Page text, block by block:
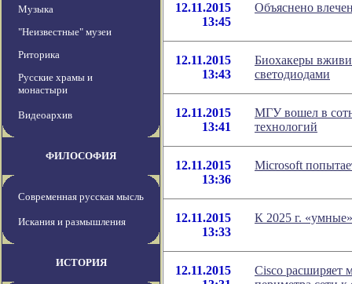
Музыка
"Неизвестные" музеи
Риторика
Русские храмы и
монастыри
Видеоархив
ФИЛОСОФИЯ
Современная русская мысль
Искания и размышления
ИСТОРИЯ
12.11.2015
13:45
Объяснено
12.11.2015
13:43
Биохакеры
светодиодами
12.11.2015
13:41
МГУ вошел в
технологий
12.11.2015
13:36
Microsoft
12.11.2015
13:33
К 2025 г.
12.11.2015
Cisco расширяет